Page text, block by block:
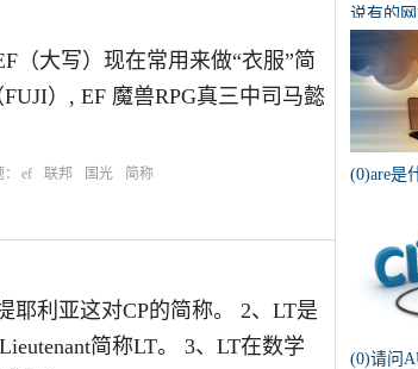
（大写）现在常用来做“衣服”简
）, EF 魔兽RPG真三中司马懿
ef 联邦 国光 简称
耶利亚这对CP的简称。 2、LT是
简称LT。 3、LT在数学
说有的
叫暗网啊
(0)are是
(0)请问